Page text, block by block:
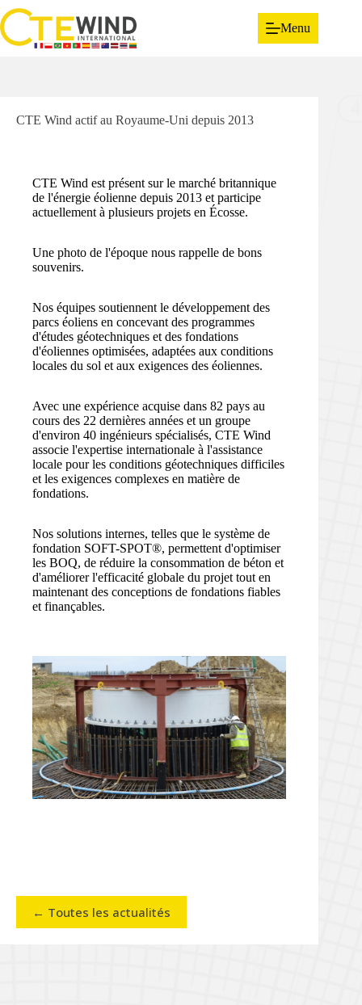
Menu
CTE Wind actif au Royaume-Uni depuis 2013
CTE Wind est présent sur le marché britannique
de l'énergie éolienne depuis 2013 et participe
actuellement à plusieurs projets en Écosse.
Une photo de l'époque nous rappelle de bons
souvenirs.
Nos équipes soutiennent le développement des
parcs éoliens en concevant des programmes
d'études géotechniques et des fondations
d'éoliennes optimisées, adaptées aux conditions
locales du sol et aux exigences des éoliennes.
Avec une expérience acquise dans 82 pays au
cours des 22 dernières années et un groupe
d'environ 40 ingénieurs spécialisés, CTE Wind
associe l'expertise internationale à l'assistance
locale pour les conditions géotechniques difficiles
et les exigences complexes en matière de
fondations.
Nos solutions internes, telles que le système de
fondation SOFT-SPOT®, permettent d'optimiser
les BOQ, de réduire la consommation de béton et
d'améliorer l'efficacité globale du projet tout en
maintenant des conceptions de fondations fiables
et finançables.
← Toutes les actualités